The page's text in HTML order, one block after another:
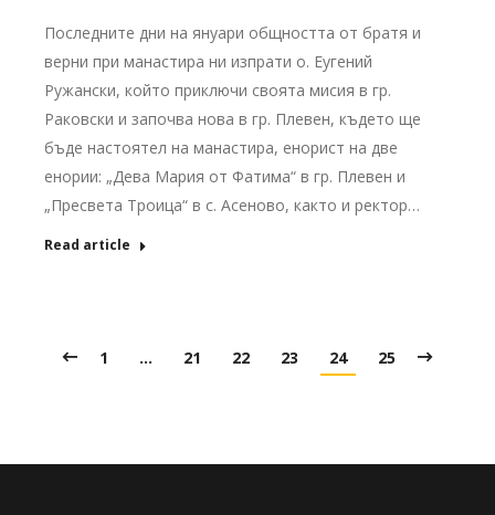
Последните дни на януари общността от братя и
верни при манастира ни изпрати о. Еугений
Ружански, който приключи своята мисия в гр.
Раковски и започва нова в гр. Плевен, където ще
бъде настоятел на манастира, енорист на две
енории: „Дева Мария от Фатима“ в гр. Плевен и
„Пресвета Троица“ в с. Асеново, както и ректор…
Read article
1 … 21 22 23 24 25